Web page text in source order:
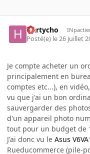
Hartycho
Posté(e) le 26 juillet
Je compte acheter un
principalement en
comptes etc...), en
vu que j'ai un bon
sauvergarder des
d'un appareil photo
tout pour un budget de
J'ai donc vu le Asus
Rueducommerce (pile-